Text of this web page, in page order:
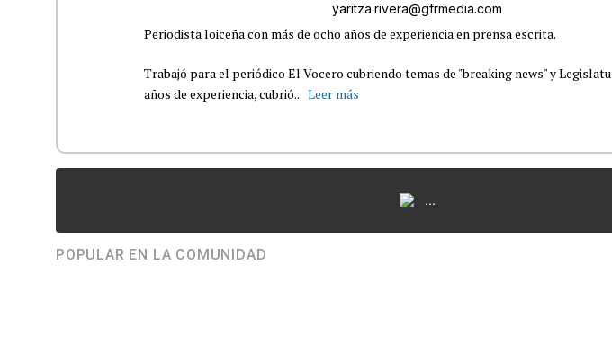
yaritza.rivera@gfrmedia.com
Periodista loiceña con más de ocho años de experiencia en prensa escrita.
Trabajó para el periódico El Vocero cubriendo temas de "breaking news" y
años de experiencia, cubrió... Leer más
...
POPULAR EN LA COMUNIDAD